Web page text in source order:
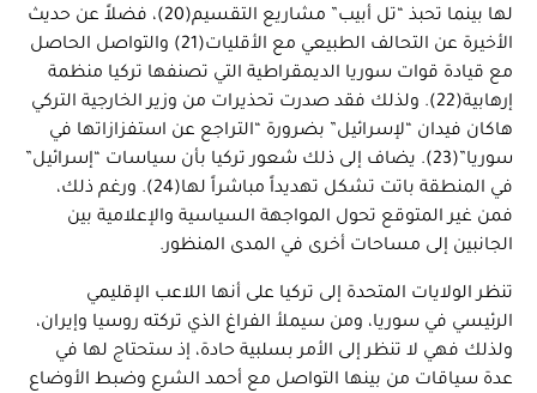
لها بينما تحبذ “تل أبيب” مشاريع التقسيم(20)، فضلاً عن حديث
الأخيرة عن التحالف الطبيعي مع الأقليات(21) والتواصل الحاصل
مع قيادة قوات سوريا الديمقراطية التي تصنفها تركيا منظمة
إرهابية(22). ولذلك فقد صدرت تحذيرات من وزير الخارجية التركي
هاكان فيدان “لإسرائيل” بضرورة “التراجع عن استفزازاتها في
سوريا”(23). يضاف إلى ذلك شعور تركيا بأن سياسات “إسرائيل”
في المنطقة باتت تشكل تهديداً مباشراً لها(24). ورغم ذلك،
فمن غير المتوقع تحول المواجهة السياسية والإعلامية بين
الجانبين إلى مساحات أخرى في المدى المنظور.
تنظر الولايات المتحدة إلى تركيا على أنها اللاعب الإقليمي
الرئيسي في سوريا، ومن سيملأ الفراغ الذي تركته روسيا وإيران،
ولذلك فهي لا تنظر إلى الأمر بسلبية حادة، إذ ستحتاج لها في
عدة سياقات من بينها التواصل مع أحمد الشرع وضبط الأوضاع